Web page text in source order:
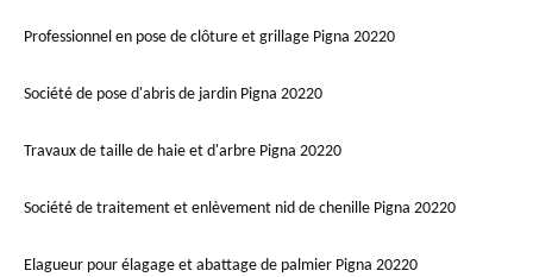
Professionnel en pose de clôture et grillage Pigna 20220
Société de pose d'abris de jardin Pigna 20220
Travaux de taille de haie et d'arbre Pigna 20220
Société de traitement et enlèvement nid de chenille Pigna 20220
Elagueur pour élagage et abattage de palmier Pigna 20220